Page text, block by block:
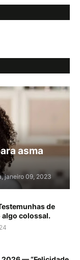
asma
janeiro 09, 2023
de
algo colossal.